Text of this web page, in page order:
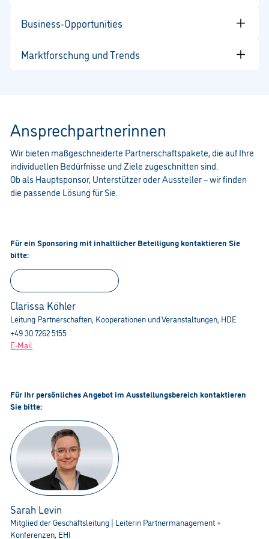
Vorträgen, Workshops und Diskussionsrunden, die Ihnen wertvolle
Business-Opportunities
Networking-Events und One-on-One-Meetings.
Marktforschung und Trends
Ansprechpartnerinnen
Wir bieten maßgeschneiderte Partnerschaftspakete, die auf Ihre
individuellen Bedürfnisse und Ziele zugeschnitten sind.
Ob als Hauptsponsor, Unterstützer oder Aussteller – wir finden
die passende Lösung für Sie.
Für ein Sponsoring mit inhaltlicher Beteiligung kontaktieren Sie
bitte:
Clarissa Köhler
Leitung Partnerschaften, Kooperationen und Veranstaltungen, HDE
+49 30 7262 5155
E-Mail
Für Ihr persönliches Angebot im Ausstellungsbereich kontaktieren
Sie bitte:
Sarah Levin
Mitglied der Geschäftsleitung | Leiterin Partnermanagement +
Konferenzen, EHI